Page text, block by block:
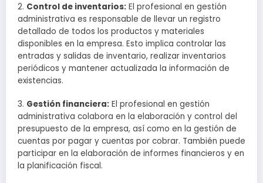
2. Control de inventarios: El profesional en gestión
administrativa es responsable de llevar un registro
detallado de todos los productos y materiales
disponibles en la empresa. Esto implica controlar las
entradas y salidas de inventario, realizar inventarios
periódicos y mantener actualizada la información de
existencias.
3. Gestión financiera: El profesional en gestión
administrativa colabora en la elaboración y control del
presupuesto de la empresa, así como en la gestión de
cuentas por pagar y cuentas por cobrar. También puede
participar en la elaboración de informes financieros y en
la planificación fiscal.